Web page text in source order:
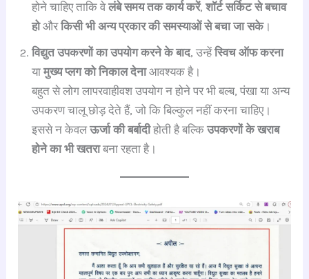
होने चाहिए ताकि वेलंबे समय तक कार्य करें,शॉर्ट सर्किट से बचाव
होऔरकिसी भी अन्य प्रकार की समस्याओं से बचा जा सके।
विद्युत उपकरणों का उपयोग करने के बाद, उन्हेंस्विच ऑफ करना
यामुख्य प्लग को निकाल देनाआवश्यक है।
बहुत से लोग लापरवाहीवश उपयोग न होने पर भी बल्ब, पंखा या अन्य
उपकरण चालू छोड़ देते हैं, जो कि बिल्कुल नहीं करना चाहिए।
इससे न केवलऊर्जा की बर्बादीहोती है बल्किउपकरणों के खराब
होने का भी खतराबना रहता है।